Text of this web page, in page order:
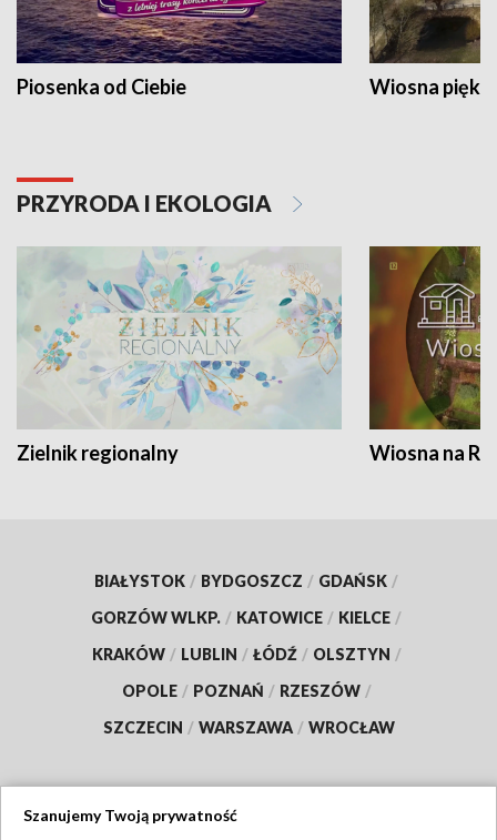
Piosenka od Ciebie Wiosna
PRZYRODA I EKOLOGIA
Zielnik regionalny Wiosna na
BIAŁYSTOK / BYDGOSZCZ / GDAŃSK /
GORZÓW WLKP. / KATOWICE / KIELCE /
KRAKÓW / LUBLIN / ŁÓDŹ / OLSZTYN /
OPOLE / POZNAŃ / RZESZÓW /
SZCZECIN / WARSZAWA / WROCŁAW
Szanujemy Twoją prywatność